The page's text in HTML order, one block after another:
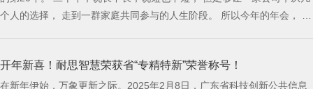
个人的选择， 走到一群家庭共同参与的人生阶段。 所以今年的年会， 我
饭， 好好感受一次
开年新喜！耐思智慧荣获省“专精特新”荣誉称号！
在新年伊始，万象更新之际。2025年2月8日，广东省科技创新公共信息